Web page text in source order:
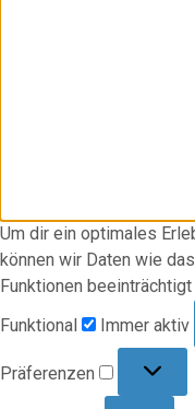
Um dir ein optimales
können wir Daten wie
Funktionen beeinträchtigt
Funktional
Immer aktiv
Präferenzen